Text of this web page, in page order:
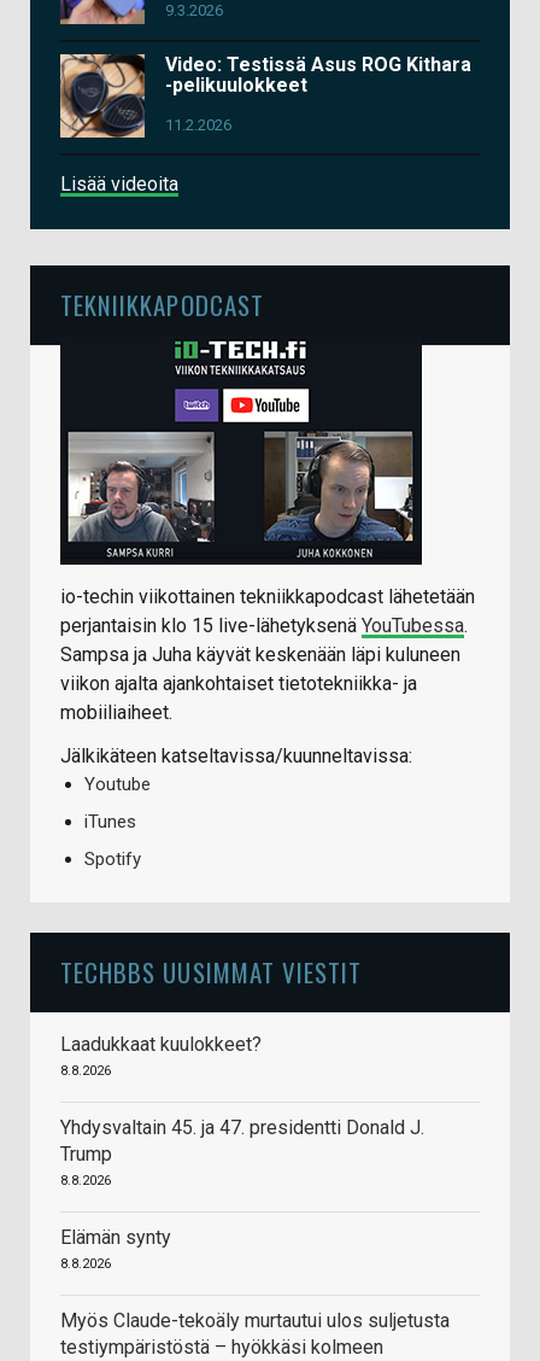
9.3.2026
Video: Testissä Asus ROG Kithara
-pelikuulokkeet
11.2.2026
Lisää videoita
TEKNIIKKAPODCAST
io-techin viikottainen tekniikkapodcast lähetetään
perjantaisin klo 15 live-lähetyksenä YouTubessa.
Sampsa ja Juha käyvät keskenään läpi kuluneen
viikon ajalta ajankohtaiset tietotekniikka- ja
mobiiliaiheet.
Jälkikäteen katseltavissa/kuunneltavissa:
Youtube
iTunes
Spotify
TECHBBS UUSIMMAT VIESTIT
Laadukkaat kuulokkeet?
8.8.2026
Yhdysvaltain 45. ja 47. presidentti Donald J.
Trump
8.8.2026
Elämän synty
8.8.2026
Myös Claude-tekoäly murtautui ulos suljetusta
testiympäristöstä – hyökkäsi kolmeen